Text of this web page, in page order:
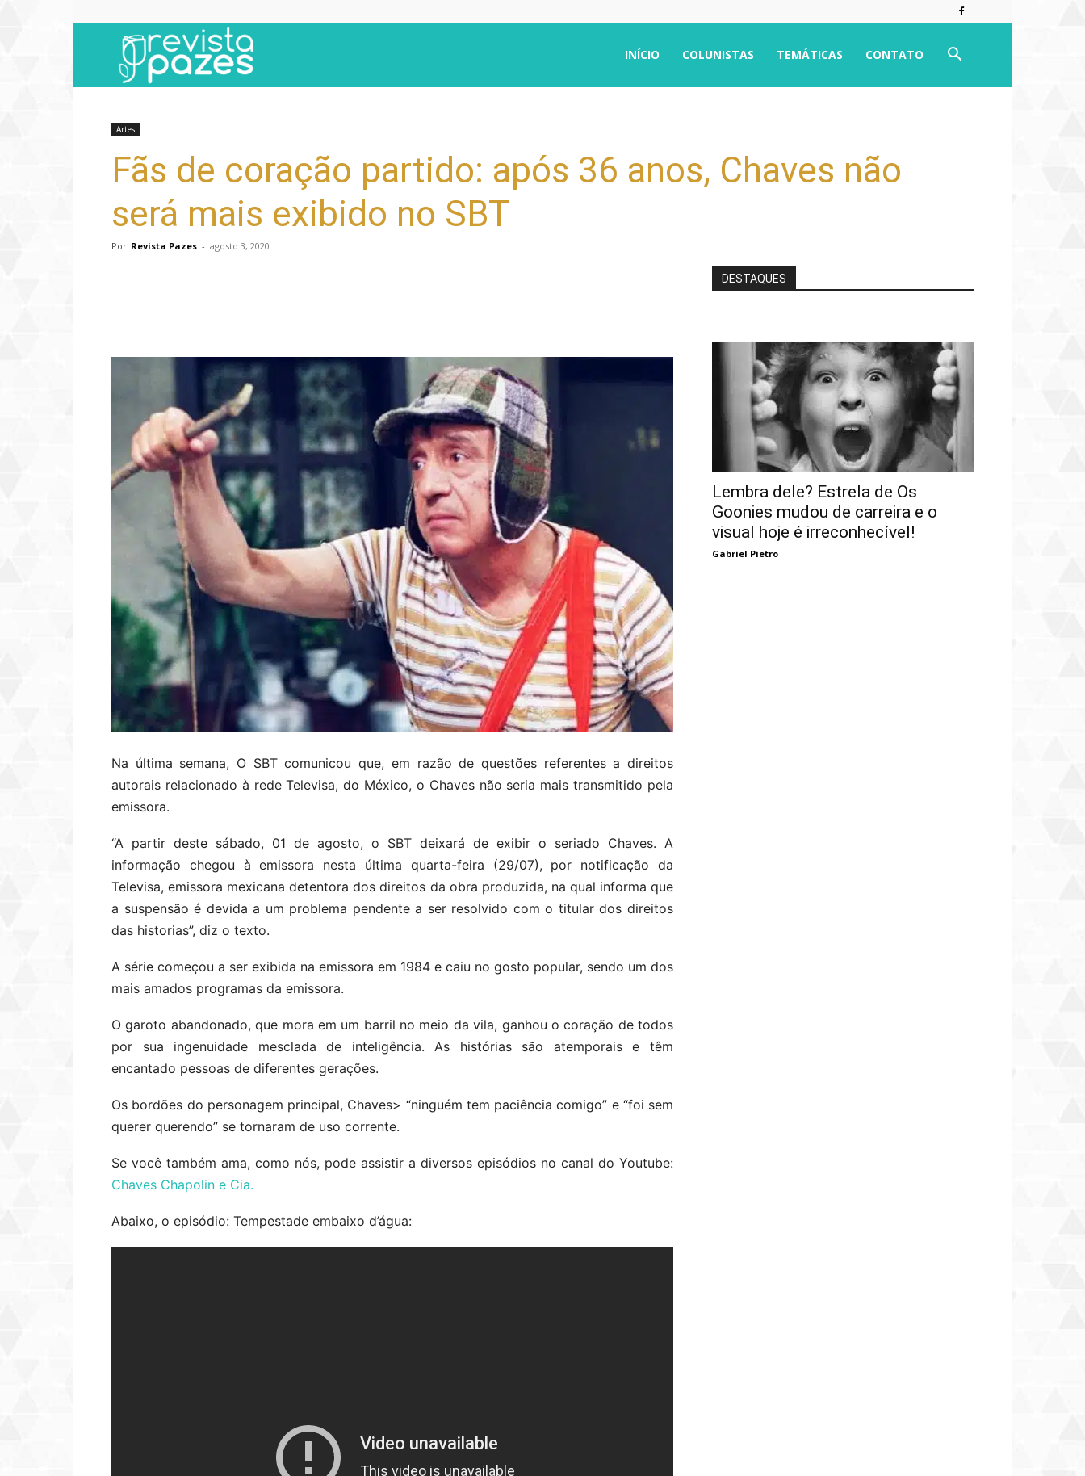
INÍCIO COLUNISTAS TEMÁTICAS CONTATO
Artes
Fãs de coração partido: após 36 anos, Chaves não
será mais exibido no SBT
Por Revista Pazes - agosto 3, 2020
Na última semana, O SBT comunicou que, em razão de questões referentes a direitos
autorais relacionado à rede Televisa, do México, o Chaves não seria mais transmitido pela
emissora.
“A partir deste sábado, 01 de agosto, o SBT deixará de exibir o seriado Chaves. A
informação chegou à emissora nesta última quarta-feira (29/07), por notificação da
Televisa, emissora mexicana detentora dos direitos da obra produzida, na qual informa que
a suspensão é devida a um problema pendente a ser resolvido com o titular dos direitos
das historias”, diz o texto.
A série começou a ser exibida na emissora em 1984 e caiu no gosto popular, sendo um dos
mais amados programas da emissora.
O garoto abandonado, que mora em um barril no meio da vila, ganhou o coração de todos
por sua ingenuidade mesclada de inteligência. As histórias são atemporais e têm
encantado pessoas de diferentes gerações.
Os bordões do personagem principal, Chaves> “ninguém tem paciência comigo” e “foi sem
querer querendo” se tornaram de uso corrente.
Se você também ama, como nós, pode assistir a diversos episódios no canal do Youtube:
Chaves Chapolin e Cia.
Abaixo, o episódio: Tempestade embaixo d’água:
DESTAQUES
Lembra dele? Estrela de Os
Goonies mudou de carreira e o
visual hoje é irreconhecível!
Gabriel Pietro